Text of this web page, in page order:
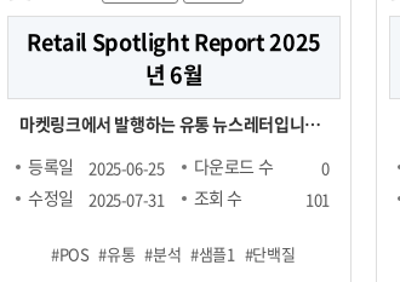
Retail Spotlight Report 2025
년 6월
마켓링크에서 발행하는 유통 뉴스레터입니다.
매달 업데이트되는 Retail Spotlight
Report를 통해 최신 비즈니스 소식과 유용한
제 : 단백질(프로틴) -■ 내용 : 국내외 유통동
등록일 2025-06-25 다운로드 수 0
수정일 2025-07-31 조회 수 101
#POS #유통 #분석 #샘플1 #단백질